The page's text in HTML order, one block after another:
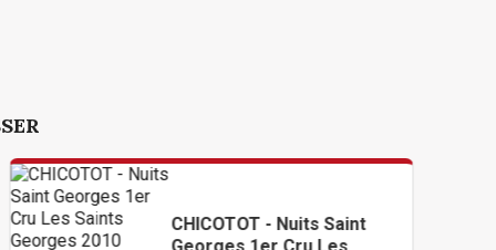
CHICOTOT - Nuits Saint